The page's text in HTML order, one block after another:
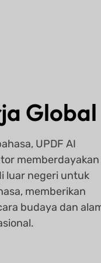
Global
UPDF AI
memberdayakan
luar negeri untuk
memberikan
budaya dan